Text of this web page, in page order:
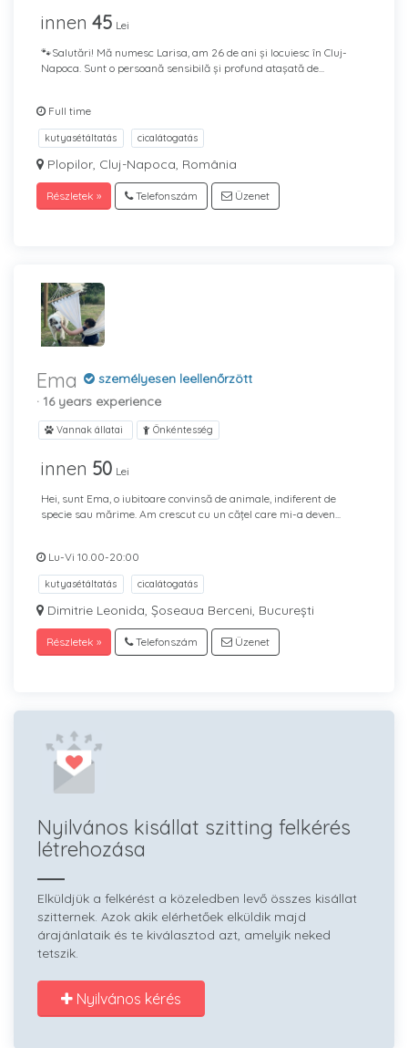
innen 45 Lei
🐾Salutări! Mă numesc Larisa, am 26 de ani și locuiesc în Cluj-
Napoca. Sunt o persoană sensibilă și profund atașată de...
Full time
kutyasétáltatás cicalátogatás
Plopilor, Cluj-Napoca, România
Részletek » Telefonszám Üzenet
Ema
személyesen leellenőrzött
· 16 years experience
Vannak állatai Önkéntesség
innen 50 Lei
Hei, sunt Ema, o iubitoare convinsă de animale, indiferent de
specie sau mărime. Am crescut cu un cățel care mi-a deven...
Lu-Vi 10.00-20:00
kutyasétáltatás cicalátogatás
Dimitrie Leonida, Șoseaua Berceni, București
Részletek » Telefonszám Üzenet
Nyilvános kisállat szitting felkérés
létrehozása
Elküldjük a felkérést a közeledben levő összes kisállat
szitternek. Azok akik elérhetőek elküldik majd
árajánlataik és te kiválasztod azt, amelyik neked
tetszik.
Nyilvános kérés